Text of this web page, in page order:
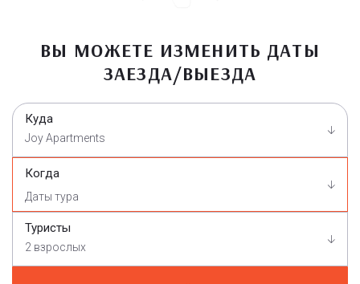
ВЫ МОЖЕТЕ ИЗМЕНИТЬ ДАТЫ
ЗАЕЗДА/ВЫЕЗДА
Куда
Joy Apartments
Когда
Туристы
2 взрослых